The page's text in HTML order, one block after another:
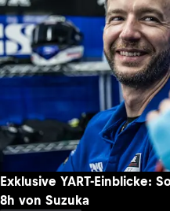
Exklusive YART-Einblicke:
8h von Suzuka